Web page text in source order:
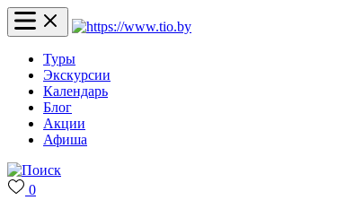
Туры
Экскурсии
Календарь
Блог
Акции
Афиша
0